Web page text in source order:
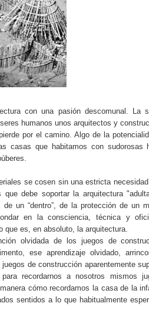
con una pasión descomunal. La
humanos unos arquitectos y
por el camino. Algo de la
casas que habitamos con sudorosas
se cosen sin una estricta
debe soportar la arquitectura
un “dentro”, de la protección de un
en la consciencia, técnica y
es, en absoluto, la arquitectura.
olvidada de los juegos de
ese aprendizaje olvidado,
de construcción aparentemente
recordarnos a nosotros mismos
cómo recordamos la casa de la
sentidos a lo que habitualmente